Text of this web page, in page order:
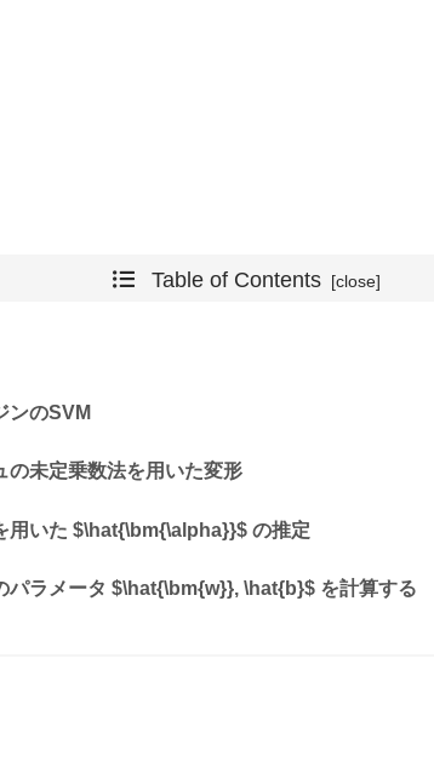
Table of Contents
ンのSVM
の未定乗数法を用いた変形
用いた $\hat{\bm{\alpha}}$ の推定
パラメータ $\hat{\bm{w}}, \hat{b}$ を計算する